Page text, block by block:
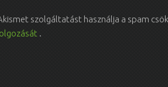
szolgáltatást használja a spam
.